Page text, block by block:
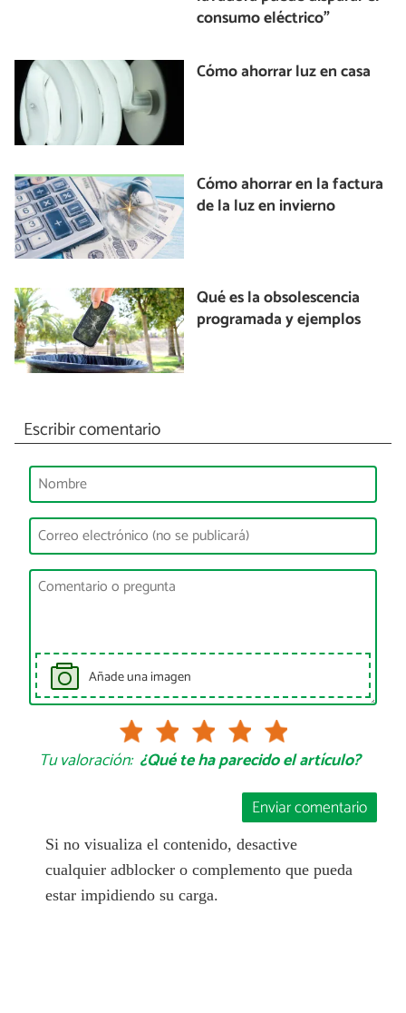
consumo eléctrico”
Cómo ahorrar luz en casa
Cómo ahorrar en la factura
de la luz en invierno
Qué es la obsolescencia
programada y ejemplos
Escribir comentario
Añade una imagen
Tu valoración: ¿Qué te ha parecido el artículo?
Enviar comentario
Si no visualiza el contenido, desactive
cualquier adblocker o complemento que pueda
estar impidiendo su carga.